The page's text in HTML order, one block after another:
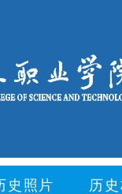
史照片 历